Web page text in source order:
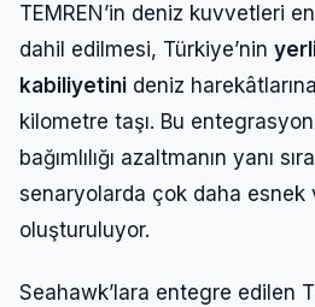
TEMREN’in deniz kuvvetleri
dahil edilmesi, Türkiye’nin
kabiliyetini deniz
kilometre taşı. Bu
bağımlılığı azaltmanın yanı
senaryolarda çok daha esnek
oluşturuluyor.
Seahawk’lara entegre edilen